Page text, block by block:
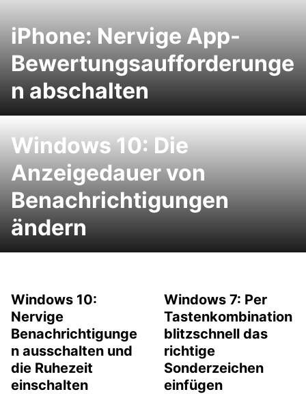
iPhone: Nervige App-
Bewertungsaufforderunge
n abschalten
Windows 10: Die
Anzeigedauer von
Benachrichtigungen
ändern
Windows 10:
Nervige
Benachrichtigunge
n ausschalten und
die Ruhezeit
einschalten
Windows 7: Per
Tastenkombination
blitzschnell das
richtige
Sonderzeichen
einfügen